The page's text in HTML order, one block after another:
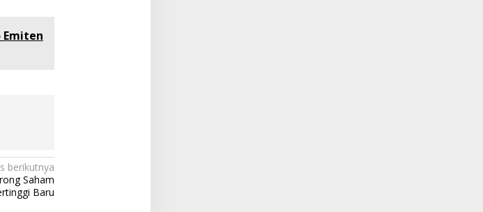
Emiten
berikutnya
Saham
Baru